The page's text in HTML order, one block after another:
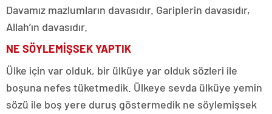
Davamız mazlumların davasıdır. Gariplerin davasıdır,
Allah’ın davasıdır.
NE SÖYLEMİŞSEK YAPTIK
Ülke için var olduk, bir ülküye yar olduk sözleri ile
boşuna nefes tüketmedik. Ülkeye sevda ülküye yemin
sözü ile boş yere duruş göstermedik ne söylemişsek